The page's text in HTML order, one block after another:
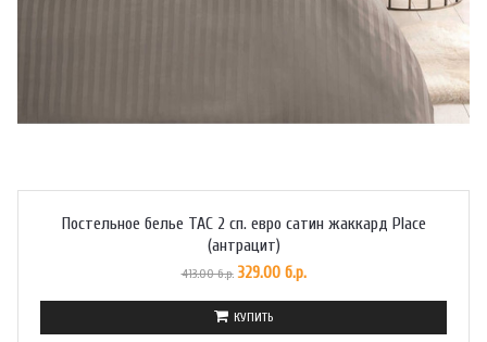
Постельное белье TAC 2 сп. евро сатин жаккард Place
(антрацит)
413.00 б.р. 329.00 б.р.
КУПИТЬ